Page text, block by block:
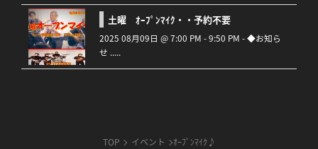
土曜 ｵｰﾌﾟﾝﾏｲｸ・・予約不要
2025 08月09日 @ 7:00 PM - 9:50 PM - ◆お知ら
せ .....
TOP イベント ｵｰﾌﾟﾝﾏｲｸ♪